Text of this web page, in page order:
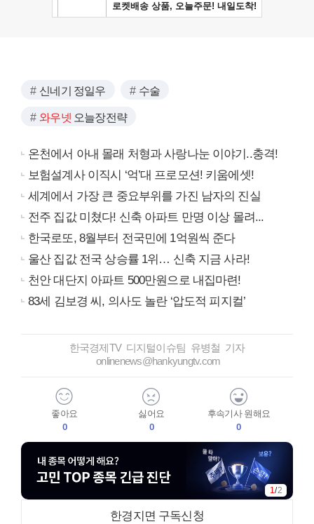
신네기 정일우 수술
와우넷 오늘장전략
온천에서 아내 몰래 처형과 사랑나눈 이야기..충격!
보험설계사 이직시 ‘억’대 프로모션! 키움에셋!
세계에서 가장 큰 중요부위를 가진 남자의 진실
전주 집값 미쳤다! 신축 아파트 만명 이상 몰려...
한국로또, 8월부터 전국민에 1억원씩 준다
울산 집값 전국 상승률 1위… 신축 지금 사라!
천안 대단지 아파트 500만원으로 내집마련!
83세 김보경 씨, 의사도 놀란 ‘압도적 피지컬’
한국경제TV 디지털이슈팀 유병철 기자
onlinenews@hankyungtv.com
좋아요
0
싫어요
0
후속기사 원해요
0
2/2
한경지면 구독신청